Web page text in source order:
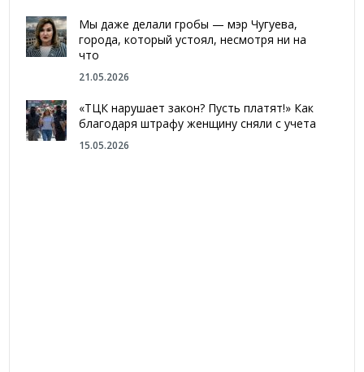
Мы даже делали гробы — мэр Чугуева,
города, который устоял, несмотря ни на
что
21.05.2026
«ТЦК нарушает закон? Пусть платят!» Как
благодаря штрафу женщину сняли с учета
15.05.2026